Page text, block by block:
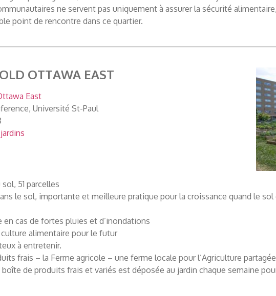
ne servent pas uniquement à assurer la sécurité
point de rencontre dans ce quartier.
OTTAWA EAST
East
Université St-Paul
51 parcelles
le sol, importante et meilleure pratique pour la croissance quand le
en cas de fortes pluies et d’inondations
alimentaire pour le futur
à entretenir.
frais – la Ferme agricole – une ferme locale pour l’Agriculture
de produits frais et variés est déposée au jardin chaque semaine